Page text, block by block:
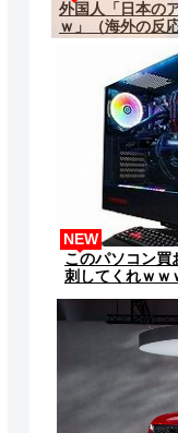
外国人「日本の
ｗ」（海外の反応
このパソコン買
刺してくれｗｗ
NEW